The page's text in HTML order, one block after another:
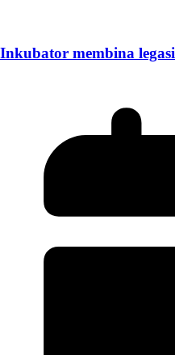
Inkubator membina legasi